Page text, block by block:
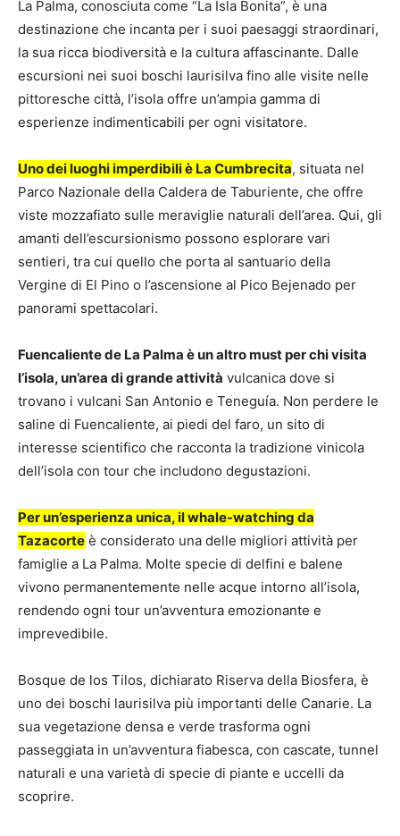
La Palma, conosciuta come “La Isla Bonita”, è una
destinazione che incanta per i suoi paesaggi straordinari,
la sua ricca biodiversità e la cultura affascinante. Dalle
escursioni nei suoi boschi laurisilva fino alle visite nelle
pittoresche città, l’isola offre un’ampia gamma di
esperienze indimenticabili per ogni visitatore.
Uno dei luoghi imperdibili è La Cumbrecita, situata nel
Parco Nazionale della Caldera de Taburiente, che offre
viste mozzafiato sulle meraviglie naturali dell’area. Qui, gli
amanti dell’escursionismo possono esplorare vari
sentieri, tra cui quello che porta al santuario della
Vergine di El Pino o l’ascensione al Pico Bejenado per
panorami spettacolari.
Fuencaliente de La Palma è un altro must per chi visita
l’isola, un’area di grande attività vulcanica dove si
trovano i vulcani San Antonio e Teneguía. Non perdere le
saline di Fuencaliente, ai piedi del faro, un sito di
interesse scientifico che racconta la tradizione vinicola
dell’isola con tour che includono degustazioni.
Per un’esperienza unica, il whale-watching da
Tazacorte è considerato una delle migliori attività per
famiglie a La Palma. Molte specie di delfini e balene
vivono permanentemente nelle acque intorno all’isola,
rendendo ogni tour un’avventura emozionante e
imprevedibile.
Bosque de los Tilos, dichiarato Riserva della Biosfera, è
uno dei boschi laurisilva più importanti delle Canarie. La
sua vegetazione densa e verde trasforma ogni
passeggiata in un’avventura fiabesca, con cascate, tunnel
naturali e una varietà di specie di piante e uccelli da
scoprire.